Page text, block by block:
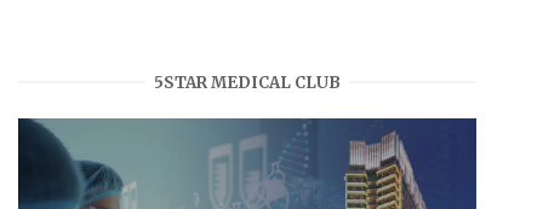
5STAR MEDICAL CLUB